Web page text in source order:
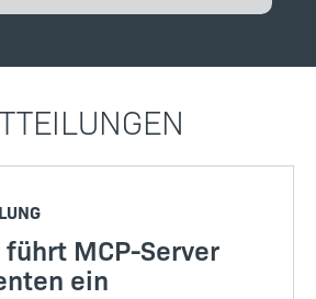
MCP-Server
ein